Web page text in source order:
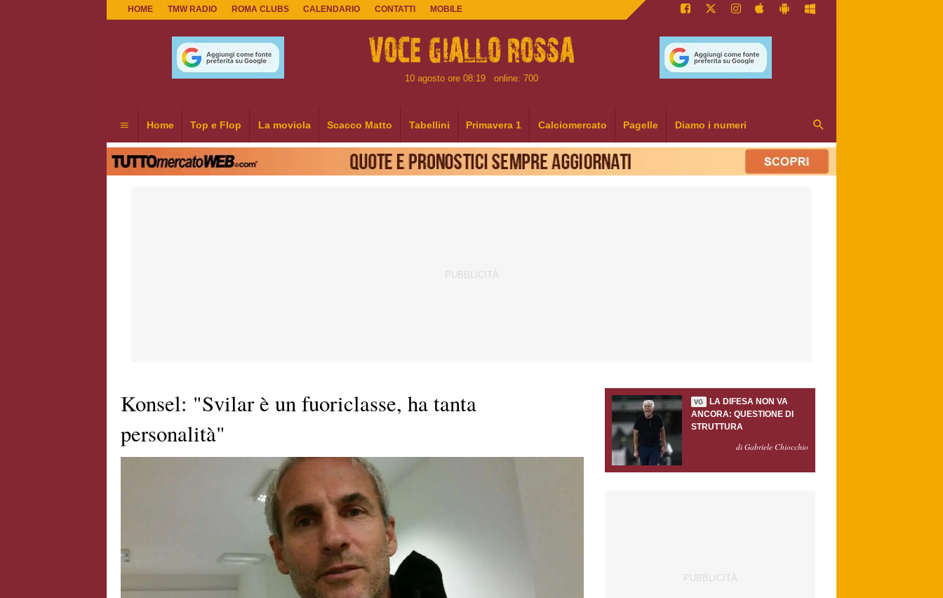
HOME TMW RADIO ROMA CLUBS CALENDARIO CONTATTI MOBILE
10 agosto ore 08:19 online: 700
Home Top e Flop La moviola Scacco Matto Tabellini Primavera 1 Calciomercato Pagelle Diamo i numeri
Konsel: "Svilar è un fuoriclasse, ha tanta
personalità"
VG
LA DIFESA NON VA
ANCORA: QUESTIONE DI
STRUTTURA
di Gabriele Chiocchio